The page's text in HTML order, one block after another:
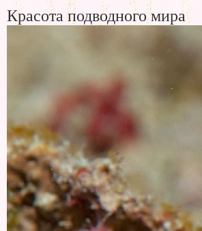
Красота подводного мира